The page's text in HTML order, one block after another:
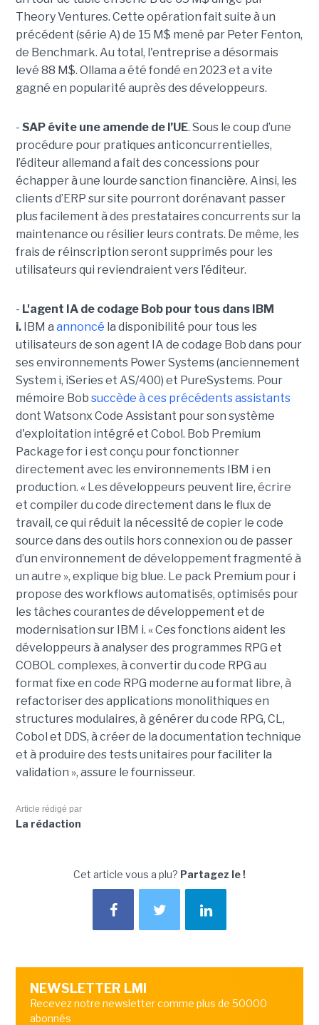
Theory Ventures. Cette opération fait suite à un
précédent (série A) de 15 M$ mené par Peter Fenton,
de Benchmark. Au total, l'entreprise a désormais
levé 88 M$. Ollama a été fondé en 2023 et a vite
gagné en popularité auprès des développeurs.
- SAP évite une amende de l’UE. Sous le coup d’une
procédure pour pratiques anticoncurrentielles,
l’éditeur allemand a fait des concessions pour
échapper à une lourde sanction financière. Ainsi, les
clients d’ERP sur site pourront dorénavant passer
plus facilement à des prestataires concurrents sur la
maintenance ou résilier leurs contrats. De même, les
frais de réinscription seront supprimés pour les
utilisateurs qui reviendraient vers l’éditeur.
- L'agent IA de codage Bob pour tous dans IBM
i.IBM a annoncé la disponibilité pour tous les
utilisateurs de son agent IA de codage Bob dans pour
ses environnements Power Systems (anciennement
System i, iSeries et AS/400) et PureSystems. Pour
mémoire Bob succède à ces précédents assistants
dont Watsonx Code Assistant pour son système
d'exploitation intégré et Cobol. Bob Premium
Package for i est conçu pour fonctionner
directement avec les environnements IBM i en
production. « Les développeurs peuvent lire, écrire
et compiler du code directement dans le flux de
travail, ce qui réduit la nécessité de copier le code
source dans des outils hors connexion ou de passer
d’un environnement de développement fragmenté à
un autre », explique big blue. Le pack Premium pour i
propose des workflows automatisés, optimisés pour
les tâches courantes de développement et de
modernisation sur IBM i. « Ces fonctions aident les
développeurs à analyser des programmes RPG et
COBOL complexes, à convertir du code RPG au
format fixe en code RPG moderne au format libre, à
refactoriser des applications monolithiques en
structures modulaires, à générer du code RPG, CL,
Cobol et DDS, à créer de la documentation technique
et à produire des tests unitaires pour faciliter la
validation », assure le fournisseur.
Article rédigé par
La rédaction
Cet article vous a plu? Partagez le !
NEWSLETTER LMI
Recevez notre newsletter comme plus de 50000
abonnés